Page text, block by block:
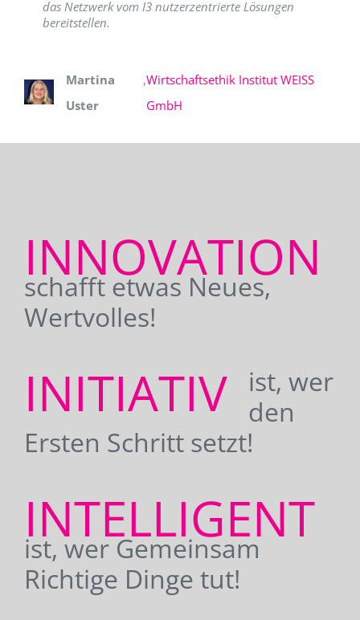
das Netzwerk vom I3 nutzerzentrierte Lösungen
bereitstellen.
Martina
Uster
,Wirtschaftsethik Institut WEISS
GmbH
INNOVATION
schafft etwas Neues,
Wertvolles!
INITIATIV
ist, wer
den
Ersten Schritt setzt!
INTELLIGENT
ist, wer Gemeinsam
Richtige Dinge tut!